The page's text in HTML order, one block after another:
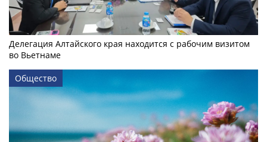
Делегация Алтайского края находится с рабочим визитом
во Вьетнаме
Общество